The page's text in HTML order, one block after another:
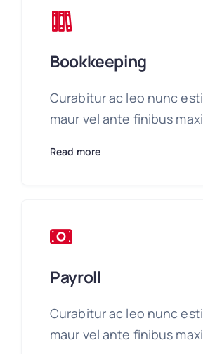
Bookkeeping
Curabitur ac leo nunc
maur vel ante finibus
Read more
Payroll
Curabitur ac leo nunc
maur vel ante finibus